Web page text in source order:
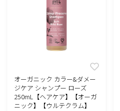
オーガニック カラー&ダメー
ジケア シャンプー ローズ
250mL【ヘアケア】【オーガ
ニック】【ウルテクラム】